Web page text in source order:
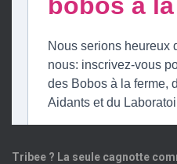
Tribee ? La seule cagnotte